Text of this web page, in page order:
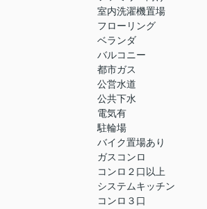
室内洗濯機置場
フローリング
ベランダ
バルコニー
都市ガス
公営水道
公共下水
電気有
駐輪場
バイク置場あり
ガスコンロ
コンロ２口以上
システムキッチン
コンロ３口